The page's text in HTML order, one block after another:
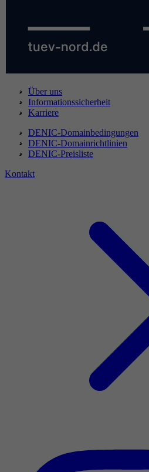
Über uns
Informationssicherheit
Karriere
DENIC-Domainbedingungen
DENIC-Domainrichtlinien
DENIC-Preisliste
Kontakt